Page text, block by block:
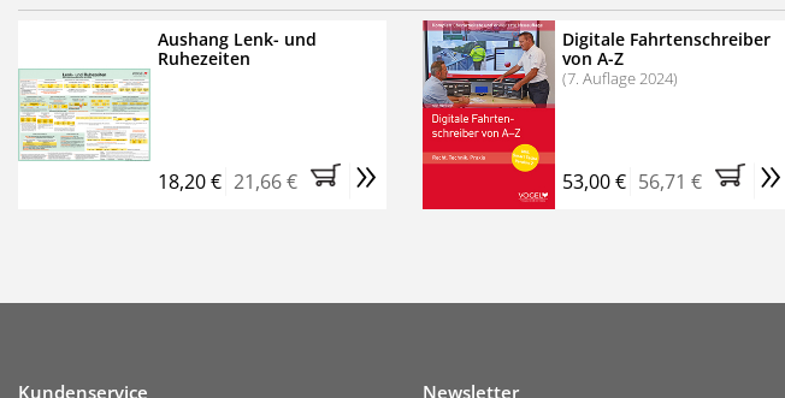
Kostenfreie Online-Seminare
Bestellen Sie jetzt das VerkehrsRundschau Profipaket
Monate (inkl. der derzeitig gesetzlichen MwSt. und
brauchen Sie nichts weiter tun, das Abonnement
entstehen keine weiteren Verpflichtungen.
Aushang Lenk- und
Ruhezeiten
18,20 € 21,66 € »
Digitale Fahrtenschreiber
von A-Z
(7. Auflage 2024)
53,00 € 56,71 € »
Kundenservice Newsletter